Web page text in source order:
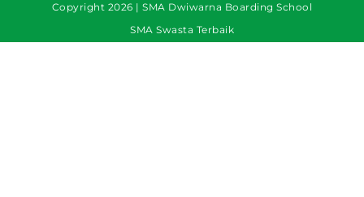
Copyright 2026 | SMA Dwiwarna Boarding School
SMA Swasta Terbaik